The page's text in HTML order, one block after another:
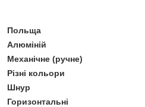
Польща
Алюміній
Механічне (ручне)
Різні кольори
Шнур
Горизонтальні